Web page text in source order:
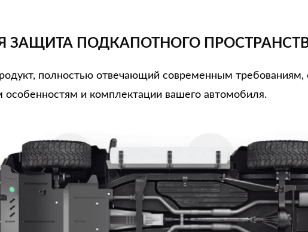
ЗАЩИТА ПОДКАПОТНОГО
полностью отвечающий современным требованиям,
особенностям и комплектации вашего автомобиля.